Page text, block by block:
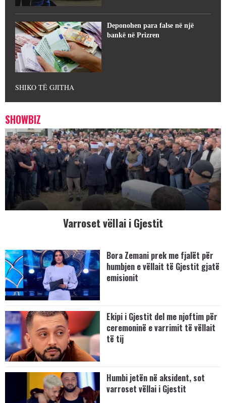
Deponohen para false në një
bankë në Prizren
SHIKO TË GJITHA
SHOWBIZ
Varroset vëllai i Gjestit
Bora Zemani prek me fjalët për
humbjen e vëllait të Gjestit gjatë
emisionit
Ekipi i Gjestit del me njoftim për
ceremoninë e varrimit të vëllait
të tij
Humbi jetën në aksident, sot
varroset vëllai i Gjestit